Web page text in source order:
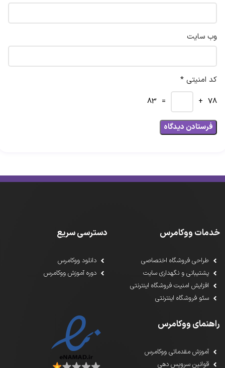
وب‌ سایت
کد امنیتی *
78 +
= 83
خدمات ووکامرس
طراحی فروشگاه اختصاصی
پشتیبانی و نگهداری سایت
افزایش امنیت فروشگاه اینترنتی
سئو فروشگاه اینترنتی
دسترسی سریع
دانلود ووکامرس
دوره آموزش ووکامرس
راهنمای ووکامرس
آموزش مقدماتی ووکامرس
قوانین سرویس دهی